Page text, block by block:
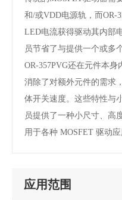
和/或VDD电源轨，而OR-
LED电流获得驱动其内部
员节省了与提供一个或多
OR-357PVG还在元件本
消除了对额外元件的需求
体开关速度。这些特性与
员提供了一种小尺寸、高
用于各种 MOSFET 驱动应
应用范围